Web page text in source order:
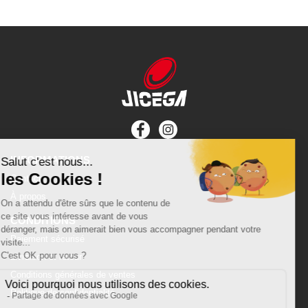
INFORMATIONS
Contact
CONDITIONS
Paiement sécurisé
Livraison et retour
Politique de confidentialité